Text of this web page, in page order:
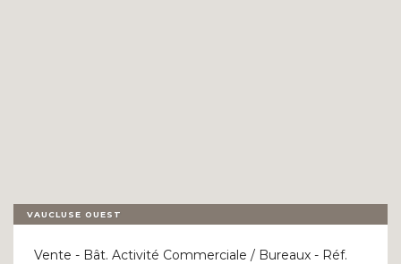
VAUCLUSE OUEST
Vente - Bât. Activité Commerciale / Bureaux - Réf.